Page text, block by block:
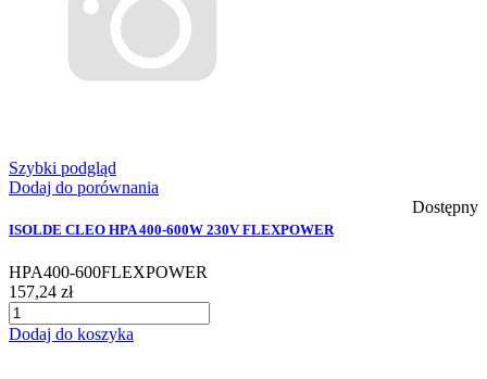
Szybki podgląd
Dodaj do porównania
Dostępny
ISOLDE CLEO HPA 400-600W 230V FLEXPOWER
HPA400-600FLEXPOWER
157,24 zł
Dodaj do koszyka